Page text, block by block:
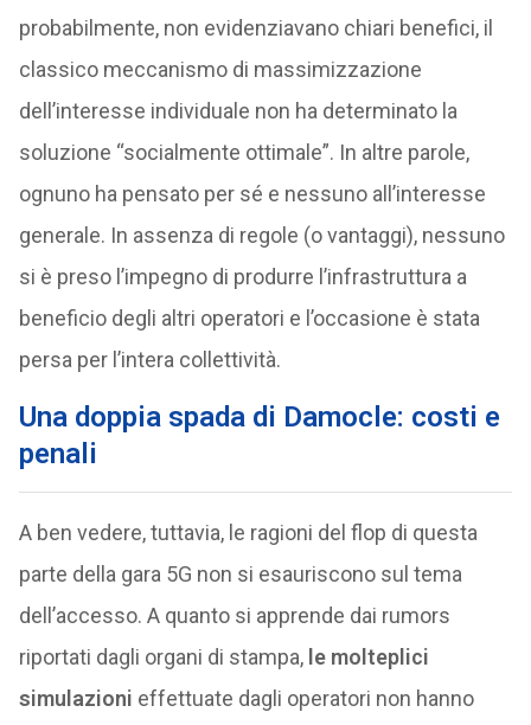
probabilmente, non evidenziavano chiari benefici, il
classico meccanismo di massimizzazione
dell’interesse individuale non ha determinato la
soluzione “socialmente ottimale”. In altre parole,
ognuno ha pensato per sé e nessuno all’interesse
generale. In assenza di regole (o vantaggi), nessuno
si è preso l’impegno di produrre l’infrastruttura a
beneficio degli altri operatori e l’occasione è stata
persa per l’intera collettività.
Una doppia spada di Damocle: costi e
penali
A ben vedere, tuttavia, le ragioni del flop di questa
parte della gara 5G non si esauriscono sul tema
dell’accesso. A quanto si apprende dai rumors
riportati dagli organi di stampa, le molteplici
simulazioni effettuate dagli operatori non hanno